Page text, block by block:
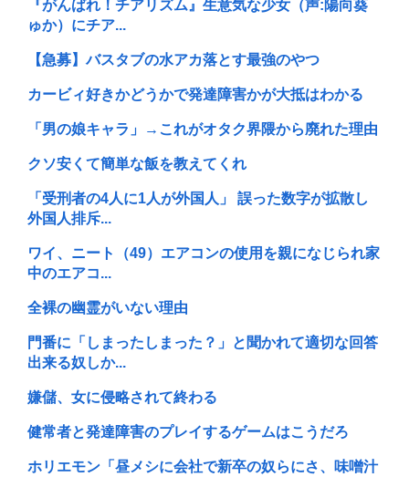
『がんばれ！チアリズム』生意気な少女（声:陽向葵
ゅか）にチア...
【急募】バスタブの水アカ落とす最強のやつ
カービィ好きかどうかで発達障害かが大抵はわかる
「男の娘キャラ」→これがオタク界隈から廃れた理由
クソ安くて簡単な飯を教えてくれ
「受刑者の4人に1人が外国人」 誤った数字が拡散し
外国人排斥...
ワイ、ニート（49）エアコンの使用を親になじられ家
中のエアコ...
全裸の幽霊がいない理由
門番に「しまったしまった？」と聞かれて適切な回答
出来る奴しか...
嫌儲、女に侵略されて終わる
健常者と発達障害のプレイするゲームはこうだろ
ホリエモン「昼メシに会社で新卒の奴らにさ、味噌汁